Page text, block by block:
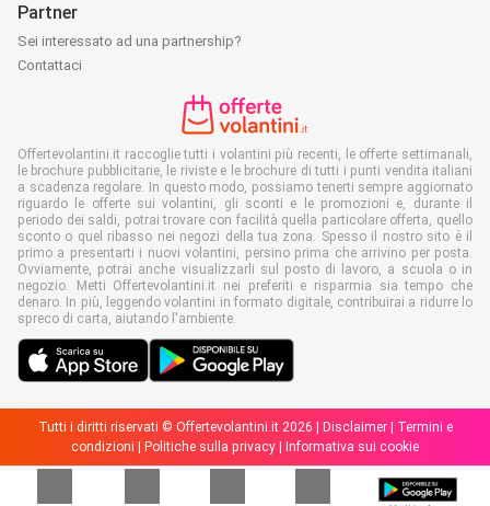
Partner
Sei interessato ad una partnership?
Contattaci
Offertevolantini.it raccoglie tutti i volantini più recenti, le offerte settimanali,
le brochure pubblicitarie, le riviste e le brochure di tutti i punti vendita italiani
a scadenza regolare. In questo modo, possiamo tenerti sempre aggiornato
riguardo le offerte sui volantini, gli sconti e le promozioni e, durante il
periodo dei saldi, potrai trovare con facilità quella particolare offerta, quello
sconto o quel ribasso nei negozi della tua zona. Spesso il nostro sito è il
primo a presentarti i nuovi volantini, persino prima che arrivino per posta.
Ovviamente, potrai anche visualizzarli sul posto di lavoro, a scuola o in
negozio. Metti Offertevolantini.it nei preferiti e risparmia sia tempo che
denaro. In più, leggendo volantini in formato digitale, contribuirai a ridurre lo
spreco di carta, aiutando l'ambiente.
Tutti i diritti riservati © Offertevolantini.it 2026 | Disclaimer|
Termini e
condizioni
Politiche sulla privacy Informativa sui cookie